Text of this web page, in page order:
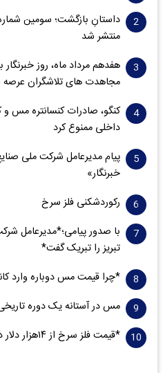
داستانِ بازگشت؛ سومین
منتشر شد
هفدهم مرداد ماه، روز
مجاهدت های تلاشگران
کنگو، صادرات کنسانتره مس و
داخلی ممنوع کرد
پیام مدیرعامل شرکت ملی
خبرنگار»
رکوردشکنی فلز سرخ
با صدور پیامی؛*مدیرعامل
تبریز را تبریک گفت*
*چرا قیمت مس دوباره وارد کانال ۱۴ هزار
مس در آستانه یک دوره
*قیمت فلز سرخ از ۱۴هزار دلار در هر تن عبور کرد*